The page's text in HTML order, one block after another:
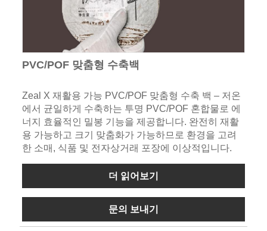
PVC/POF 맞춤형 수축백
Zeal X 재활용 가능 PVC/POF 맞춤형 수축 백 – 저온
에서 균일하게 수축하는 투명 PVC/POF 혼합물로 에
너지 효율적인 밀봉 기능을 제공합니다. 완전히 재활
용 가능하고 크기 맞춤화가 가능하므로 환경을 고려
한 소매, 식품 및 전자상거래 포장에 이상적입니다.
더 읽어보기
문의 보내기